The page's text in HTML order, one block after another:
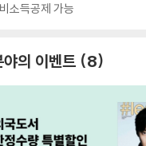
소득공제 가능
야의 이벤트 8